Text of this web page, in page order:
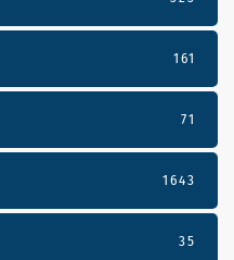
161
71
1643
35